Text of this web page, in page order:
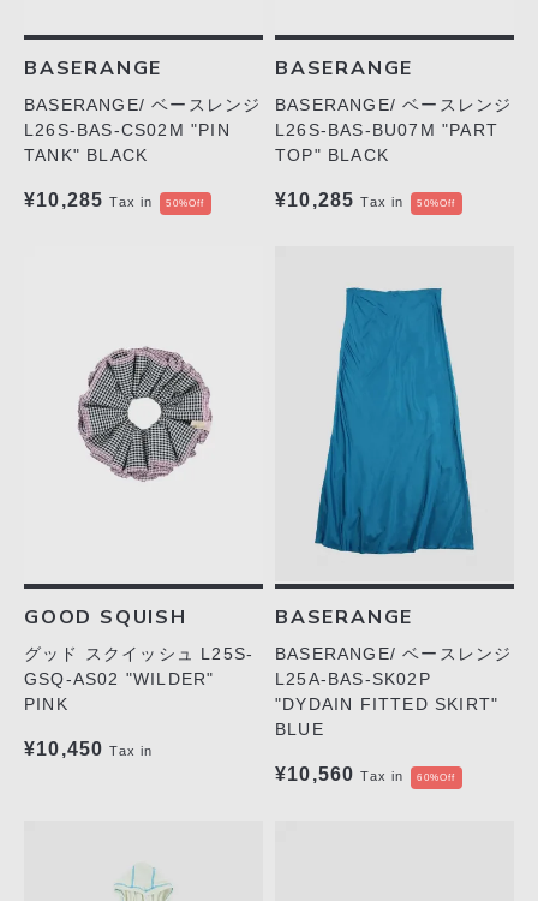
BASERANGE
BASERANGE/ ベースレンジ
L26S-BAS-CS02M "PIN
TANK" BLACK
¥10,285 Tax in 50%Off
BASERANGE
BASERANGE/ ベースレンジ
L26S-BAS-BU07M "PART
TOP" BLACK
¥10,285 Tax in 50%Off
GOOD SQUISH
グッド スクイッシュ L25S-
GSQ-AS02 "WILDER"
PINK
¥10,450 Tax in
BASERANGE
BASERANGE/ ベースレンジ
L25A-BAS-SK02P
"DYDAIN FITTED SKIRT"
BLUE
¥10,560 Tax in 60%Off